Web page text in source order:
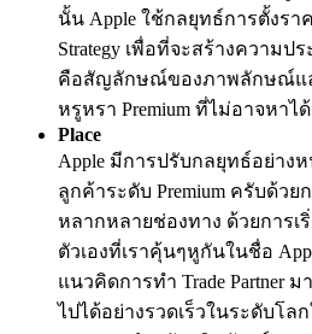
นั้น Apple ใช้กลยุทธ์การตั้งราค
Strategy เพื่อที่จะสร้างความ
คือสัญลักษณ์ของภาพลักษณ์แ
หรูหรา Premium ที่ไม่อาจหาไ
Place
Apple มีการปรับกลยุทธ์อย่าง
ลูกค้าระดับ Premium ครับด้วย
หลากหลายช่องทาง ด้วยการเ
ตัวเองที่เราคุ้นๆหูกันในชื่อ
แนวคิดการทำ Trade Partner
ไปได้อย่างรวดเร็วในระดับโล